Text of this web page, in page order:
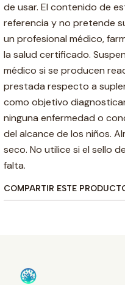
de usar. El contenido de
referencia y no pretende
un profesional médico,
la salud certificado.
médico si se producen
prestada respecto a
como objetivo
ninguna enfermedad o
del alcance de los niños.
seco. No utilice si el sello
falta.
COMPARTIR ESTE